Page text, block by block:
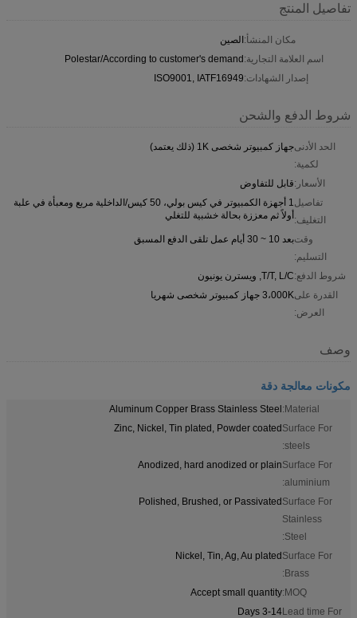
تفاصيل المنتج
مكان المنشأ:الصين
اسم العلامة التجارية:Polestar/According to customer's demand
إصدار الشهادات:ISO9001, IATF16949
شروط الدفع والشحن
الحد الأدنى
لكمية:
جهاز كمبيوتر شخصى 1K (ذلك يعتمد)
الأسعار:قابل للتفاوض
تفاصيل
التغليف:
1 أجهزة الكمبيوتر في كيس بولي، 50 كيس/الداخلية مربع ومعبأة في علبة
أولاً ثم معززة بحالة خشبية للتغلي
وقت
التسليم:
بعد 10 ~ 30 أيام عمل تلقى الدفع المسبق
شروط الدفع:T/T, L/C, ويسترن يونيون
القدرة على
العرض:
3،000K جهاز كمبيوتر شخصى شهريا
وصف
مكونات معالجة دقة
Material:
Aluminum Copper Brass Stainless Steel
Surface For
steels:
Zinc, Nickel, Tin plated, Powder coated
Surface For
aluminium:
Anodized, hard anodized or plain
Surface For
Stainless
Steel:
Polished, Brushed, or Passivated
Surface For
Brass:
Nickel, Tin, Ag, Au plated
MOQ:
Accept small quantity
Lead time For
3-14 Days